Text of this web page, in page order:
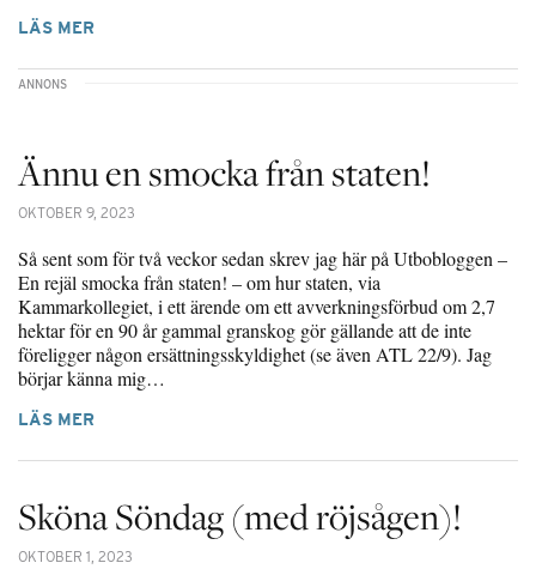
LÄS MER
Ännu en smocka från staten!
OKTOBER 9, 2023
Så sent som för två veckor sedan skrev jag här på Utbobloggen –
En rejäl smocka från staten! – om hur staten, via
Kammarkollegiet, i ett ärende om ett avverkningsförbud om 2,7
hektar för en 90 år gammal granskog gör gällande att de inte
föreligger någon ersättningsskyldighet (se även ATL 22/9). Jag
börjar känna mig…
LÄS MER
Sköna Söndag (med röjsågen)!
OKTOBER 1, 2023